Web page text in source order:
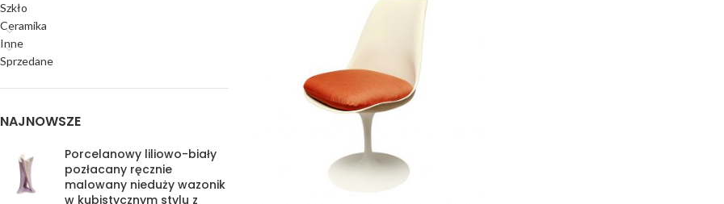
Szkło
Ceramika
Inne
Sprzedane
NAJNOWSZE
Porcelanowy liliowo-biały
pozłacany ręcznie
malowany nieduży wazonik
w kubistycznym stylu z